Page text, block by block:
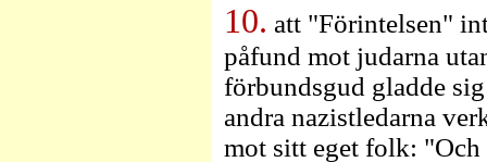
10. att "Förintelsen"
påfund mot judarna
förbundsgud gladde
andra nazistledarna
mot sitt eget folk: "Och